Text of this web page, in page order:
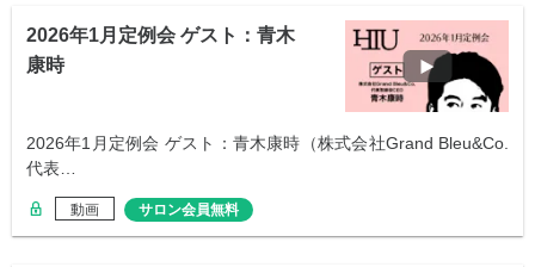
2026年1月定例会 ゲスト：青木
康時
2026年1月定例会 ゲスト：青木康時（株式会社Grand Bleu&Co.
代表…
動画 サロン会員無料